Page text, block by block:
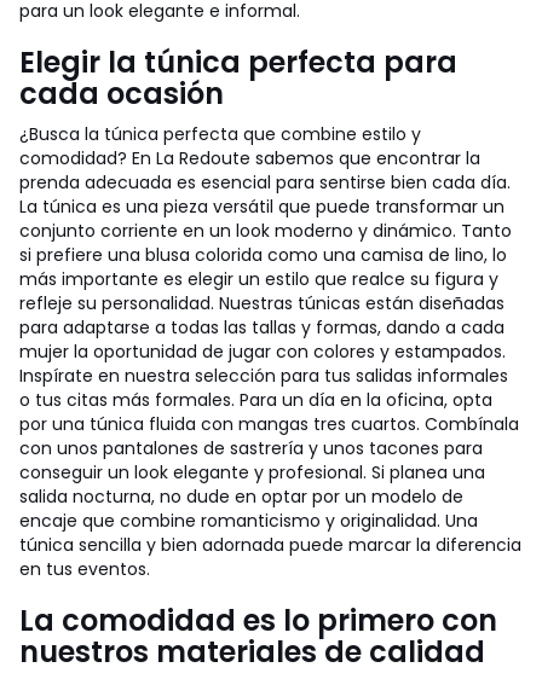
para un look elegante e informal.
Elegir la túnica perfecta para
cada ocasión
¿Busca la túnica perfecta que combine estilo y
comodidad? En La Redoute sabemos que encontrar la
prenda adecuada es esencial para sentirse bien cada día.
La túnica es una pieza versátil que puede transformar un
conjunto corriente en un look moderno y dinámico. Tanto
si prefiere una blusa colorida como una camisa de lino, lo
más importante es elegir un estilo que realce su figura y
refleje su personalidad. Nuestras túnicas están diseñadas
para adaptarse a todas las tallas y formas, dando a cada
mujer la oportunidad de jugar con colores y estampados.
Inspírate en nuestra selección para tus salidas informales
o tus citas más formales. Para un día en la oficina, opta
por una túnica fluida con mangas tres cuartos. Combínala
con unos pantalones de sastrería y unos tacones para
conseguir un look elegante y profesional. Si planea una
salida nocturna, no dude en optar por un modelo de
encaje que combine romanticismo y originalidad. Una
túnica sencilla y bien adornada puede marcar la diferencia
en tus eventos.
La comodidad es lo primero con
nuestros materiales de calidad